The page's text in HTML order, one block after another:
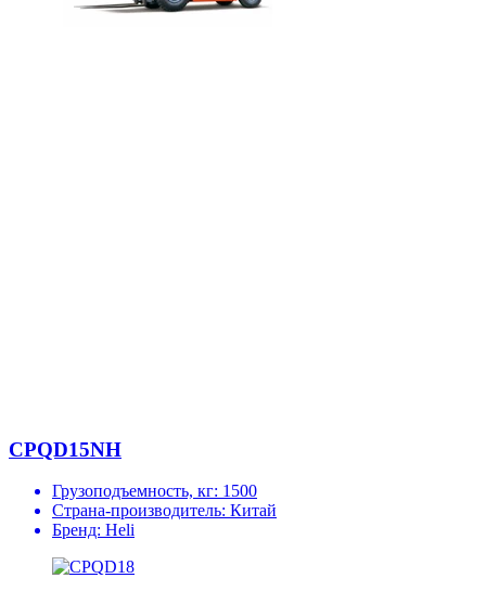
CPQD15NH
Грузоподъемность, кг: 1500
Страна-производитель: Китай
Бренд: Heli